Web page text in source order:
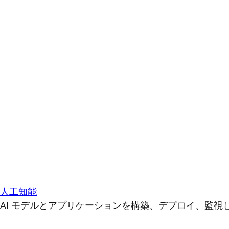
人工知能
AI モデルとアプリケーションを構築、デプロイ、監視